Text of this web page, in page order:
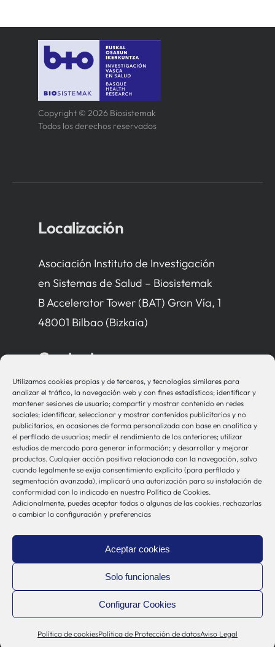
Utilizamos cookies propias y de terceros, y tecnologías similares para
analizar el tráfico, la navegación web y con fines estadísticos; identificar y
mantener sesiones de usuario; compartir y mostrar contenido en redes
sociales; identificar, seleccionar y mostrar contenidos publicitarios y no
publicitarios, en ocasiones de forma personalizada con base en analítica y
el perfilado de usuarios; medir el rendimiento de los anteriores; utilizar
estudios de mercado para generar información; y desarrollar y mejorar
productos. Cualquier acción positiva relacionada con la navegación, salvo
cuando legalmente se exija consentimiento explícito (para perfilado y
segmentación avanzada), implicará una autorización para su instalación de
conformidad con lo indicado en nuestra Política de Cookies.
Adicionalmente, puedes aceptar todas o algunas de las cookies, rechazarlas
o cambiar la configuración y preferencias
Aceptar cookies
Solo funcionales
Configurar Cookies
Política de cookiesPolítica de Protección de datosAviso Legal
Copyright © 2026 Biosistemak
Todos los derechos reservados
Localización
Asociación Instituto de Investigación
en Sistemas de Salud – Biosistemak
B Accelerator Tower (BAT) Gran Vía, 1
48001 Bilbao (Bizkaia)
Contacto
bio-sistemak@bio-sistemak.eus
944 00 77 90
Otros Enlaces
Osakidetza
Política de Privacidad
Política de Cookies